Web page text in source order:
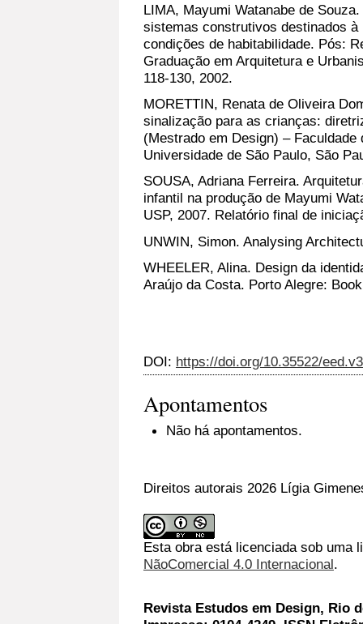
LIMA, Mayumi Watanabe de
sistemas construtivos destinados à
condições de habitabilidade. Pós:
Graduação em Arquitetura e
118-130, 2002.
MORETTIN, Renata de Oliveira
sinalização para as crianças:
(Mestrado em Design) –
Universidade de São Paulo, São
SOUSA, Adriana Ferreira.
infantil na produção de Mayumi
USP, 2007. Relatório final de
UNWIN, Simon. Analysing
WHEELER, Alina. Design da
Araújo da Costa. Porto Alegre:
DOI: https://doi.org/10.35522/
Apontamentos
Não há apontamentos.
Direitos autorais 2026 Lígia
Esta obra está licenciada sob uma
NãoComercial 4.0 Internacional.
Revista Estudos em Design, Rio